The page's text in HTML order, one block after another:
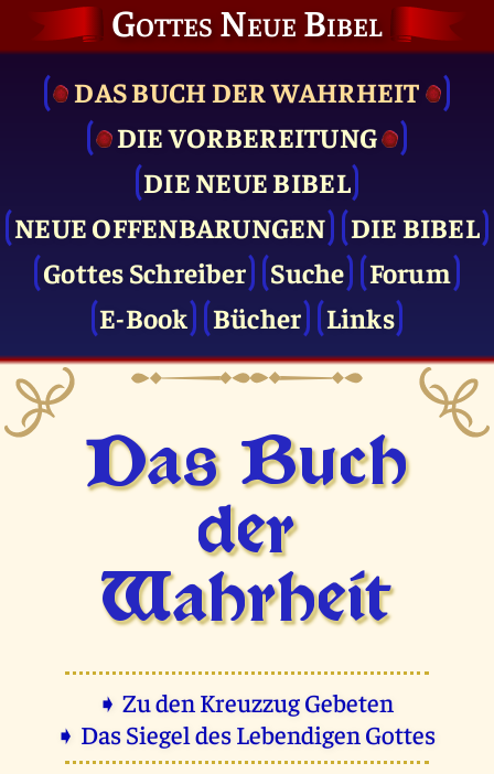
Gottes Neue Bibel
DAS BUCH DER WAHRHEIT
DIE VOR­BEREITUNG
DIE NEUE BIBEL
NEUE OFFENBARUNGEN
DIE BIBEL
Gottes Schreiber
Suche
Forum
E-Book
Bücher Links
Das Buch
der
Wahrheit
➧ Zu den Kreuzzug Gebeten
➧ Das Siegel des Lebendigen Gottes